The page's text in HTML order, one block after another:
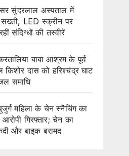
सुंदरलाल अस्पताल में
सख्ती, LED स्क्रीन पर
संदिग्धों की तस्वीरें
बाबा आश्रम के पूर्व
दास को हरिश्चंद्र घाट
समाधि
महिला के चेन स्नैचिंग का
गिरफ्तार; चेन का
और बाइक बरामद